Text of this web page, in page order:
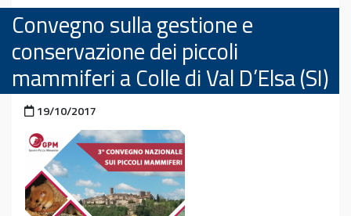
Convegno sulla gestione e
conservazione dei piccoli
mammiferi a Colle di Val D’Elsa (SI)
Pubblicato il
19/10/2017